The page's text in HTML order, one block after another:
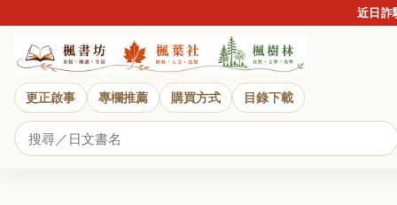
近日詐騙
更正啟事 專欄推薦 購買方式 目錄下載